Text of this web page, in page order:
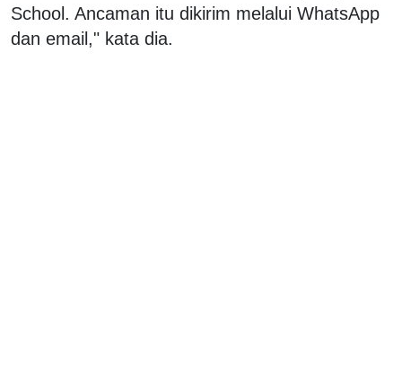
School. Ancaman itu dikirim melalui WhatsApp
dan email," kata dia.